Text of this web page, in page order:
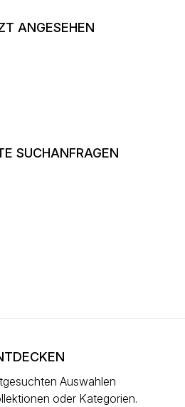
ANGESEHEN
SUCHANFRAGEN
Auswahlen
oder Kategorien.